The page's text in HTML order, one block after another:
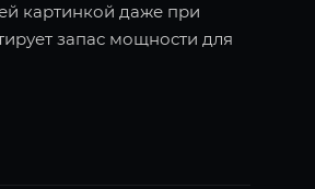
картинкой даже при
запас мощности для